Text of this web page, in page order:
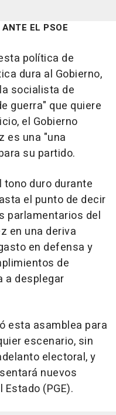
EL PSOE
política de
dura al Gobierno,
socialista de
guerra" que quiere
el Gobierno
es una "una
su partido.
tono duro durante
el punto de decir
parlamentarios del
en una deriva
en defensa y
de
a desplegar
esta asamblea para
escenario, sin
electoral, y
nuevos
(PGE).